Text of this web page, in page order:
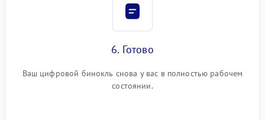
6. Готово
Ваш цифровой бинокль снова у вас в полностью рабочем
состоянии.